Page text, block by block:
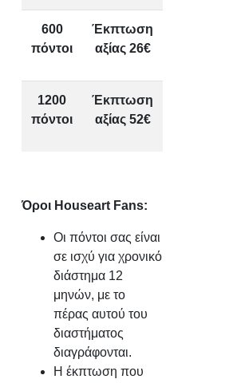
600
πόντοι
Έκπτωση
αξίας 26€
1200
πόντοι
Έκπτωση
αξίας 52€
Όροι Houseart Fans:
Οι πόντοι σας είναι
σε ισχύ για χρονικό
διάστημα 12
μηνών, με το
πέρας αυτού του
διαστήματος
διαγράφονται.
Η έκπτωση που